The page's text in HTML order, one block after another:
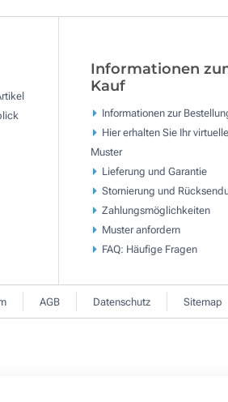
Informationen
Kauf
Informationen zur
Hier erhalten Sie Ihr
Muster
Lieferung und Garantie
Stornierung und
Zahlungsmöglichkeiten
Muster anfordern
FAQ: Häufige Fragen
AGB Datenschutz Sitemap